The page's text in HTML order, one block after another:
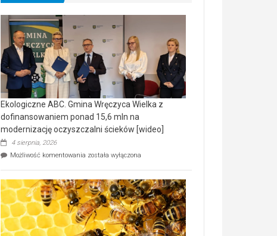
Ekologiczne ABC. Gmina Wręczyca Wielka z
dofinansowaniem ponad 15,6 mln na
modernizację oczyszczalni ścieków [wideo]
4 sierpnia, 2026
Możliwość komentowania Ekologiczne
Wręczyca
Wielka
z
dofinansowaniem
ponad
15,6
została wyłączona